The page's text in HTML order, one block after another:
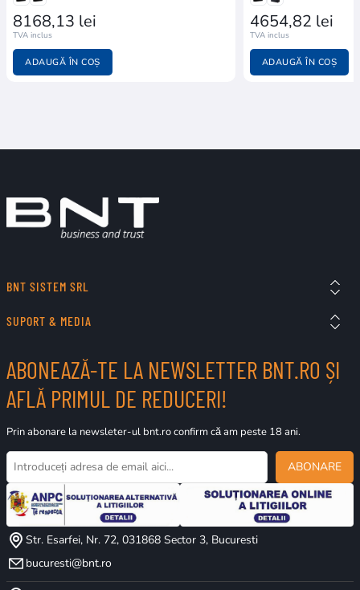
8168,13 lei
TVA inclus
ADAUGĂ ÎN COȘ
4654,82 lei
TVA inclus
ADAUGĂ ÎN COȘ
BNT SISTEM SRL
SUPORT & MEDIA
ABONEAZĂ-TE LA NEWSLETTER BNT.RO ȘI
AFLĂ PRIMUL DE REDUCERI!
Prin abonare la newsleter-ul bnt.ro confirm că am peste 18 ani.
ABONARE
Str. Esarfei, Nr. 72, 031868 Sector 3, Bucuresti
bucuresti@bnt.ro